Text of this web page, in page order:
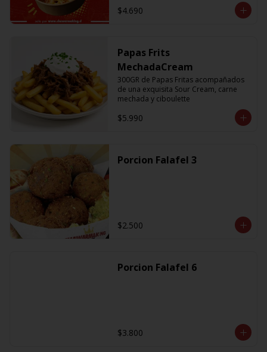
$4.690
Papas Frits
MechadaCream
300GR de Papas Fritas acompañados
de una exquisita Sour Cream, carne
mechada y ciboulette
$5.990
Porcion Falafel 3
$2.500
Porcion Falafel 6
$3.800